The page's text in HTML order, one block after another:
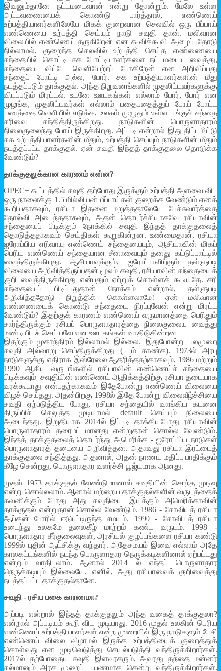
இவனும்தானே நட்டமடைவான் என்று தோன்றும். மேலே உள்ள
அட்டவணையைக் கொண்டு பார்த்தால், எண்ணெய்
உற்பத்தியாளர்களிலேயே மிகக் குறைவான செலவில் ஒரு பீப்பாய்
எண்ணெயை உற்பத்தி செய்யும் நாடு சவுதி தான். மலிவான
விலையில் எண்ணெய் தருகிறேன் என கூவிக்கூவி அழைப்பதோடு
நில்லாமல், குறைந்த செலவில் உற்பத்தி செய்த எண்ணையை
சந்தையில் கொட்டி சக போட்டியாளர்களை நட்டமடைய வைத்து,
சந்தையை விட்டே வெளியேற்றப் போகிறேன் என அறிவிப்பது
சந்தைப் போட்டி அல்ல, போர். சக உற்பத்தியாளர்களின் மீது
நடத்தப்படும் தாக்குதல். அந்த நிறுவனங்களில் முதலிட்டவர்களுக்கு
விடப்படும் மிரட்டல். உடனே ஊடகங்கள் எல்லாம் போர், போர் என
முழங்க, முதலிட்டவர்கள் எல்லாம் பதைபதைத்துப் போய் போட்ட
பணத்தை வெளியில் எடுக்க, உலகம் முழுதும் உள்ள பங்குச் சந்தை
சரிவை சந்தித்திருக்கிறது. நாடுகளின் பொருளாதாரம்
நிலைகுலைந்து போய் இருக்கிறது. அப்படி என்றால் இது திட்டமிட்டு
சக உற்பத்தியாளர்களின் மீதும், உற்பத்தி செய்யும் நாடுகளின் மீதும்
நடத்தப்பட்ட தாக்குதல். ஏன் சவுதி இந்தத் தாக்குதலை தொடுக்க
வேண்டும்?
தாக்குதலுக்கான காரணம் என்ன?
OPEC+ கூட்டத்தில் சவுதி தற்போது இருக்கும் உற்பத்தி அளவை விட
ஒரு நாளைக்கு 1.5 மில்லியன் பீப்பாய்கள் குறைக்க வேண்டும் எனக்
கூறியதாகவும், ரசியா இதனை மறுத்ததாலேயே பேச்சுவார்த்தை
தோல்வி அடைந்ததாகவும், அதன் தொடர்ச்சியாகவே ரசியாவின்
சந்தையைப் பிடிக்கும் நோக்கில் சவுதி இந்தத் தாக்குதலைத்
தொடுத்ததாகவும் செய்திகள் கூறுகின்றன. உண்மைதான். ரசியா
ஐரோப்பிய எரிவாயு எண்ணெய் சந்தையையும், ஆசியாவின் மிகப்
பெரிய எண்ணெய் சந்தையான சீனாவையும் தனது கட்டுப்பாட்டில்
வைத்திருக்கிறது. ஆசியாவுக்கும், ஐரோப்பாவிற்கும் தள்ளுபடி
விலையை அறிவித்திருப்பதன் மூலம் சவுதி, ரசியாவின் சந்தையைக்
குறி வைத்திருக்கிறது என்பதும் ஏற்றுக் கொள்ளக் கூடியதே. சரி
சந்தையைப் பிடிப்பதுதான் நோக்கம் என்றால், தள்ளுபடி
அறிவித்ததோடு நிறுத்திக் கொள்ளலாமே! ஏன் மலிவான
எண்ணையைக் கொண்டு சந்தையை நிரப்புவேன் என்று மிரட்ட
வேண்டும்? இதற்குக் காரணம் எண்ணெய் வருமானத்தை பெரிதும்
சார்ந்திருக்கும் ரசியப் பொருளாதாரத்தை நிலைகுலைய வைத்து
மண்டியிடச் செய்யவே என ஊடகங்கள் வாதிடுகின்றன.
இதற்கும் முகாந்திரம் இல்லாமல் இல்லை. இதுபோன்று பலமுறை
சவுதி அவ்வாறு செய்திருக்கிறது (படம் காண்க). 1973ல் அரபு
நாடுகளுக்கு எதிராக இஸ்ரேலை ஆதரித்ததற்காகவும், 1986 மற்றும்
1990 ஆகிய வருடங்களில் ரசியாவின் எண்ணெய்ச் சந்தையை
பிடிக்கவும், சவுதியின் எண்ணெய் ஆதிக்கத்திற்கு ரசியா தடையாக
வரக்கூடாது என்பதற்காகவும் இதேபோன்று எண்ணெய் விலையை
விழச் செய்தது. அதன்பிறகு 1998ல் இதே போன்று விலைவீழ்ச்சியை
சவுதி ஏற்படுத்திய போது, ரசியா சந்தையில் வாங்கிய கடனை
திருப்பிச் செலுத்த முடியாமல் default செய்யும் நிலையை
அடைந்தது. இறுதியாக 2014ல் இப்படி தாக்கியபோது ரசியாவின்
பொருளாதாரம் தரைமட்டமானது என்றுதான் சொல்ல வேண்டும்.
இந்தத் தாக்குதலைத் தொடர்ந்து அமெரிக்க - ஐரோப்பிய நாடுகள்
பொருளாதாரத் தடையை அறிவித்தன. அதாவது ரசியா இரட்டைத்
தாக்குதலை சந்தித்தது. அதனால், அதன் நாணய மதிப்பு பாதிக்கும்
கீழே சென்றது, பொருளாதார வளர்ச்சி பூஜ்யமாக ஆனது.
முதல் 1973 தாக்குதல் வேண்டுமானால் சவுதியின் சொந்த முடிவு
என்று சொல்லலாம். ஆனால் மற்றைய தாக்குதல்களின் வருடத்தைக்
கவனிக்கும் போது அது சவுதியை இயக்கும் அமெரிக்காவின்
தாக்குதல் என்றுதான் சொல்ல வேண்டும். 1986 - சோவியத் ரசியா
ஆப்கன் போரில் ஈடுபட்டிருந்த சமயம். 1990 - சோவியத் ரசியா
உடைந்து உலகமே தலைகீழ் மாற்றம் கண்ட வருடம். 1998 -
பொருளாதார சீர்குலைவுகள், அரசியல் குழப்பங்களை ரசியா கண்டு
1999ல் புதின் ஆட்சிக்கு வந்தார். அதேசமயம் இவை எல்லாம் அதே
காலகட்டங்களில் நடந்த பொருளாதார நெருக்கடிகளினால் ஏற்பட்டது
என்றும் வாதிடலாம். ஆனால் 2014 ல் எந்தப் பொருளாதார
நெருக்கடியும் இல்லையே. எனில், அது ரசியாவைக் குறிவைத்து
நடத்தப்பட்ட தாக்குதல்தானே.
சவுதி - ரசிய பகை காரணமா?
அப்படி என்றால் இந்தத் தாக்குதலும் அந்த வகைத் தாக்குதலா?
என்றால் அப்படியும் கூறி விட முடியாது. 2016 முதல் உலகின் பெரிய
எண்ணெய் உற்பத்தியாளர்கள் என்ற முறையில் இரு நாடுகளும் பேசி
எண்ணெய் விலை விழாமல் இருக்க உற்பத்தியைக் குறைத்துக்
கொள்வது என முடிவெடுத்து செயல்படுத்தி வந்திருக்கிறார்கள்.
2017ல் தற்போதைய சவுதி இளவரசரும், அவரது தந்தை மன்னர்
சல்மானும் அரச முறைப் பயணமாக சென்று வந்திருக்கிறார்கள்.